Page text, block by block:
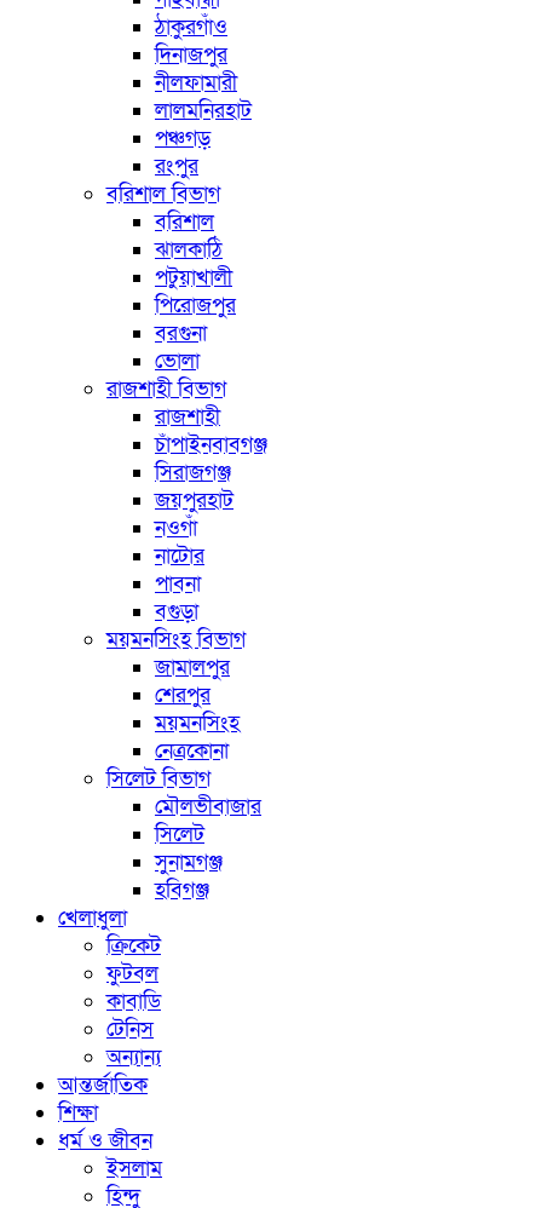
ঠাকুরগাঁও
দিনাজপুর
নীলফামারী
লালমনিরহাট
পঞ্চগড়
রংপুর
বরিশাল বিভাগ
বরিশাল
ঝালকাঠি
পটুয়াখালী
পিরোজপুর
বরগুনা
ভোলা
রাজশাহী বিভাগ
রাজশাহী
চাঁপাইনবাবগঞ্জ
সিরাজগঞ্জ
জয়পুরহাট
নওগাঁ
নাটোর
পাবনা
বগুড়া
ময়মনসিংহ বিভাগ
জামালপুর
শেরপুর
ময়মনসিংহ
নেত্রকোনা
সিলেট বিভাগ
মৌলভীবাজার
সিলেট
সুনামগঞ্জ
হবিগঞ্জ
খেলাধুলা
ক্রিকেট
ফুটবল
কাবাডি
টেনিস
অন্যান্য
আন্তর্জাতিক
শিক্ষা
ধর্ম ও জীবন
ইসলাম
হিন্দু